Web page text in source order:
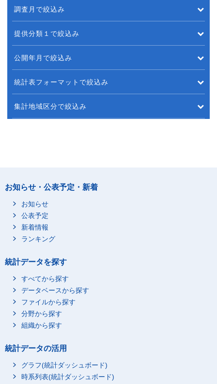
調査月で絞込み
提供分類１で絞込み
公開年月で絞込み
統計表フォーマットで絞込み
集計地域区分で絞込み
お知らせ・公表予定・新着
お知らせ
公表予定
新着情報
ランキング
統計データを探す
すべてから探す
データベースから探す
ファイルから探す
分野から探す
組織から探す
統計データの活用
グラフ(統計ダッシュボード)
時系列表(統計ダッシュボード)